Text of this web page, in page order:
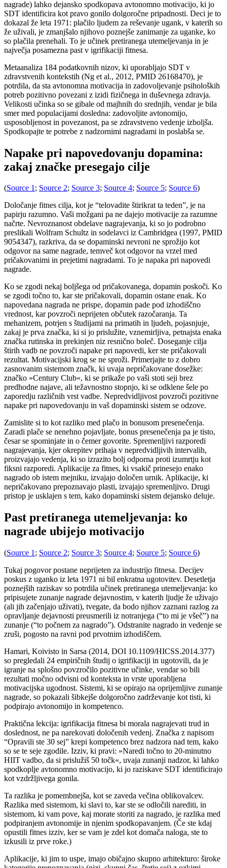
nagrade) lahko dejansko spodkopava avtonomno motivacijo, ki jo
SDT identificira kot pravo gonilo dolgoročne pripadnosti. Deci je to
dokazal že leta 1971: plačilo ljudem za reševanje ugank, v katerih so
že uživali, je zmanjšalo njihovo poznejše zanimanje za uganke, ko
so plačila prenehali. To je učinek pretiranega utemeljevanja in je
največja posamezna past v igrifikaciji fitnesa.
Metaanaliza 184 podatkovnih nizov, ki uporabljajo SDT v
zdravstvenih kontekstih (Ng et al., 2012, PMID 26168470), je
potrdila, da sta avtonomna motivacija in zadovoljevanje psiholoških
potreb pozitivno povezani z izidi fizičnega in duševnega zdravja.
Velikosti učinka so se gibale od majhnih do srednjih, vendar je bila
smer med populacijami dosledna: zadovoljite avtonomijo,
usposobljenost in povezanost, pa se zdravstveno vedenje izboljša.
Spodkopajte te potrebe z nadzornimi nagradami in poslabša se.
Napake pri napovedovanju dopamina:
zakaj značke presegajo cilje
(Source 1; Source 2; Source 3; Source 4; Source 5; Source 6)
Določanje fitnes cilja, kot je “telovadite štirikrat ta teden”, je na
papirju razumno. Vaši možgani pa ne dajejo motivacije za razumne
načrte. Nevroznanost obdelave nagrajevanja, ki so jo podrobno
preslikali Wolfram Schultz in sodelavci iz Cambridgea (1997, PMID
9054347), razkriva, da se dopaminski nevroni ne sprožijo kot
odgovor na same nagrade, temveč kot odgovor na vrzel med
pričakovanimi in prejetimi nagradami. To je napaka pri napovedi
nagrade.
Ko se zgodi nekaj boljšega od pričakovanega, dopamin poskoči. Ko
se zgodi točno to, kar ste pričakovali, dopamin ostane enak. Ko
napovedana nagrada ne prispe, dopamin pade pod izhodiščno
vrednost, kar povzroči neprijeten občutek razočaranja. Ta
mehanizem, potrjen s študijami na primatih in ljudeh, pojasnjuje,
zakaj je prva značka, ki si jo prislužite, vznemirljiva, petnajsta enaka
značka rutinska in prekinjen niz resnično boleč. Doseganje cilja
štirih vadb ne povzroči napake pri napovedi, ker ste pričakovali
rezultat. Motivacijski krog se ne sproži. Primerjajte to z dobro
zasnovanim sistemom značk, ki uvaja nepričakovane dosežke:
značko »Century Club«, ki se prikaže po vaši stoti seji brez
predhodne najave, ali težavnostno stopnjo, ki se odklene šele po
zaporedju različnih vrst vadbe. Nepredvidljivost povzroči pozitivne
napake pri napovedovanju in vaš dopaminski sistem se odzove.
Zamislite si to kot razliko med plačo in bonusom presenečenja.
Zaradi plače se nenehno pojavljate, bonus presenečenja pa je tisto,
česar se spominjate in o čemer govorite. Spremenljivi razporedi
nagrajevanja, kjer okrepitev prihaja v nepredvidljivih intervalih,
proizvajajo vedenja, ki so izrazito bolj odporna proti izumrtju kot
fiksni razporedi. Aplikacije za fitnes, ki vsakič prinesejo enako
nagrado ob istem mejniku, izvajajo določen urnik. Aplikacije, ki
nepričakovano prepoznavajo plasti, izvajajo spremenljivo. Drugi
pristop je usklajen s tem, kako dopaminski sistem dejansko deluje.
Past pretiranega utemeljevanja: ko
nagrade ubijejo motivacijo
(Source 1 ; Source 2; Source 3; Source 4; Source 5; Source 6)
Tukaj pogovor postane neprijeten za industrijo fitnesa. Decijev
poskus z uganko iz leta 1971 ni bil enkratna ugotovitev. Desetletja
poznejših raziskav so potrdila učinek pretiranega utemeljevanja: ko
pripisujete zunanje nagrade dejavnostim, v katerih ljudje že uživajo
(ali jih začenjajo uživati), tvegate, da bodo njihov zaznani razlog za
opravljanje dejavnosti preusmerili iz notranjega (“to mi je všeč”) na
zunanje (“to počnem za nagrado”). Odstranite nagrado in vedenje se
zruši, pogosto na ravni pod prvotnim izhodiščem.
Hamari, Koivisto in Sarsa (2014, DOI 10.1109/HICSS.2014.377)
so pregledali 24 empiričnih študij o igrifikaciji in ugotovili, da je
igranje na splošno povzročilo pozitivne učinke, vendar so bili
rezultati močno odvisni od konteksta in vrste uporabljena
motivacijska ugodnost. Sistemi, ki se opirajo na oprijemljive zunanje
nagrade, so pokazali šibkejše dolgoročno zadrževanje kot tisti, ki
podpirajo avtonomijo in kompetenco.
Praktična lekcija: igrifikacija fitnesa bi morala nagrajevati trud in
doslednost, ne pa narekovati določenih vedenj. Značka z napisom
“Opravili ste 30 sej” krepi kompetenco brez nadzora nad tem, kako
so se te seje zgodile. Izziv, ki pravi: »Naredi točno to 20-minutno
HIIT vadbo, da si prislužiš 50 točk«, uvaja zunanji nadzor, ki lahko
spodkoplje avtonomno motivacijo, ki jo raziskave SDT identificirajo
kot vzdržljivega gonila.
Ta razlika je pomembnejša, kot se zaveda večina oblikovalcev.
Razlika med sistemom, ki slavi to, kar ste se odločili narediti, in
sistemom, ki vam pove, kaj morate storiti za nagrado, je razlika med
podpiranjem avtonomije in njenim spodkopavanjem. (Če ste kdaj
opustili fitnes izziv, ker se vam je zdel kot domača naloga, ste to
izkusili iz prve roke.)
Aplikacije, ki jim to uspe, imajo običajno skupno arhitekturo: široke